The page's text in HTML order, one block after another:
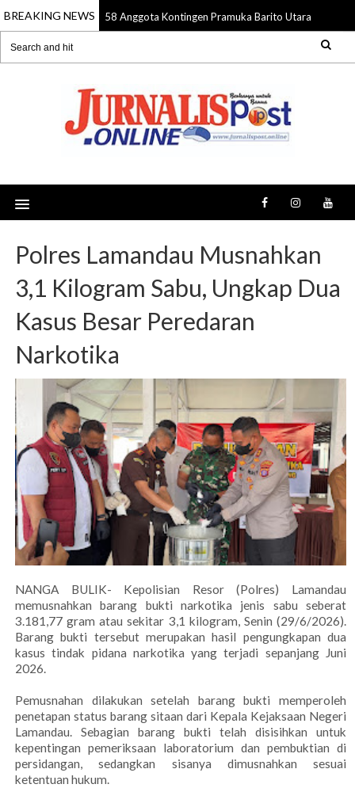
BREAKING NEWS
09 Aug 2026 58 Anggota Kontingen Pramuka Barito Utara
Polres Lamandau Musnahkan
3,1 Kilogram Sabu, Ungkap Dua
Kasus Besar Peredaran
Narkotika
NANGA BULIK- Kepolisian Resor (Polres) Lamandau
memusnahkan barang bukti narkotika jenis sabu seberat
3.181,77 gram atau sekitar 3,1 kilogram, Senin (29/6/2026).
Barang bukti tersebut merupakan hasil pengungkapan dua
kasus tindak pidana narkotika yang terjadi sepanjang Juni
2026.
Pemusnahan dilakukan setelah barang bukti memperoleh
penetapan status barang sitaan dari Kepala Kejaksaan Negeri
Lamandau. Sebagian barang bukti telah disisihkan untuk
kepentingan pemeriksaan laboratorium dan pembuktian di
persidangan, sedangkan sisanya dimusnahkan sesuai
ketentuan hukum.